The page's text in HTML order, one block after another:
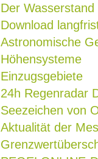
Der Wasserstand
Download
Astronomische
Höhensysteme
Einzugsgebiete
24h Regenradar
Seezeichen von
Aktualität der